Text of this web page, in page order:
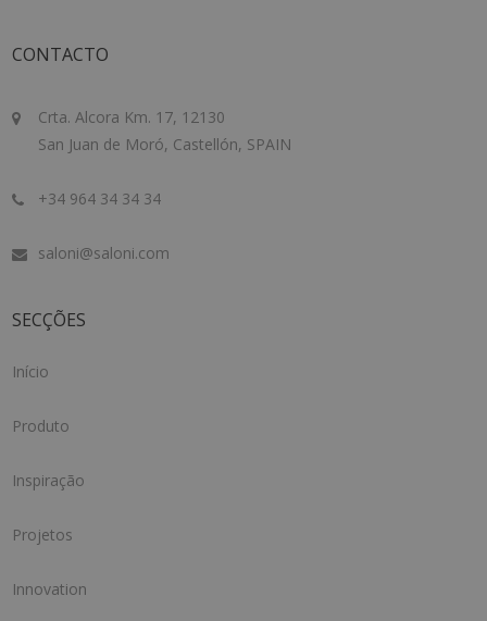
CONTACTO
Crta. Alcora Km. 17, 12130
San Juan de Moró, Castellón, SPAIN
+34 964 34 34 34
saloni@saloni.com
SECÇÕES
Início
Produto
Inspiração
Projetos
Innovation